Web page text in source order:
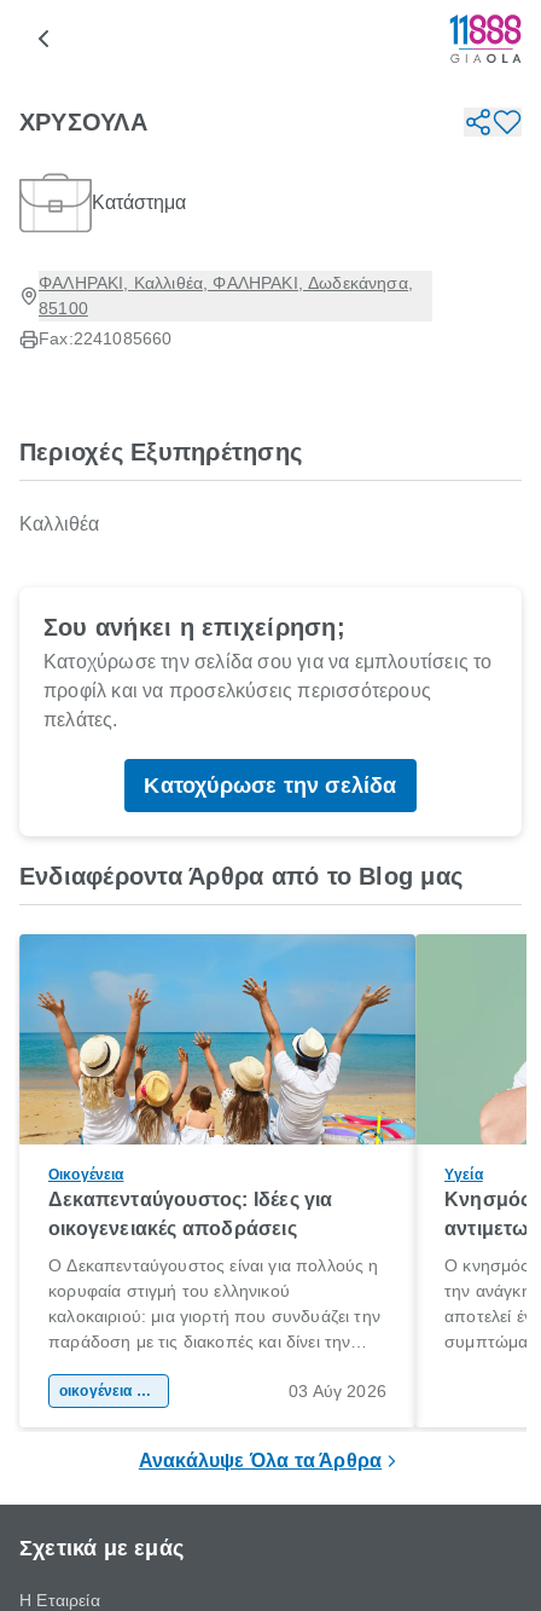
ΧΡΥΣΟΥΛΑ
Κατάστημα
ΦΑΛΗΡΑΚΙ, Καλλιθέα, ΦΑΛΗΡΑΚΙ, Δωδεκάνησα,
85100
Fax:2241085660
Περιοχές Εξυπηρέτησης
Καλλιθέα
Σου ανήκει η επιχείρηση;
Κατοχύρωσε την σελίδα σου για να εμπλουτίσεις το
προφίλ και να προσελκύσεις περισσότερους
πελάτες.
Κατοχύρωσε την σελίδα
Ενδιαφέροντα Άρθρα από το Blog μας
Οικογένεια
Δεκαπενταύγουστος: Ιδέες για
οικογενειακές αποδράσεις
Ο Δεκαπενταύγουστος είναι για πολλούς η
κορυφαία στιγμή του ελληνικού
καλοκαιριού: μια γιορτή που συνδυάζει την
παράδοση με τις διακοπές και δίνει την
χώρας. Είτε πρόκειται για λίγες μέρες
οικογένεια & παιδί 03 Αύγ 2026
Υγεία
Κνησμός:
Ο κνησμός
την ανάγκη
αποτελεί
Ανακάλυψε Όλα τα Άρθρα
Σχετικά με εμάς
Η Εταιρεία